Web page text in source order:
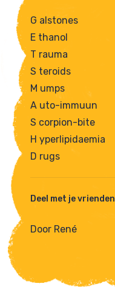
G alstones
E thanol
T rauma
S teroids
M umps
A uto-immuun
S corpion-bite
H yperlipidaemia
D rugs
Deel met je vrienden
Door René